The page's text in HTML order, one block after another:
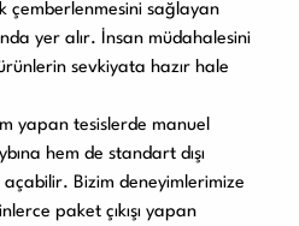
çemberlenmesini sağlayan
yer alır. İnsan müdahalesini
sevkiyata hazır hale
yapan tesislerde manuel
hem de standart dışı
Bizim deneyimlerimize
paket çıkışı yapan